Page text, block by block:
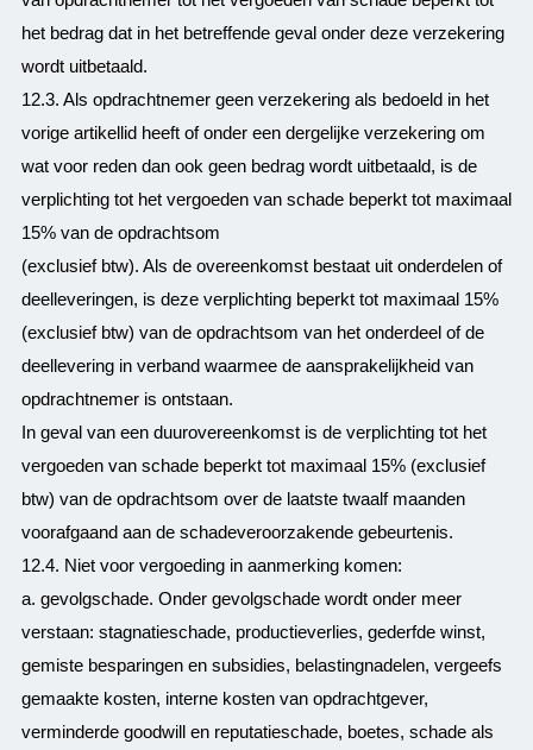
het bedrag dat in het betreffende geval onder deze verzekering
wordt uitbetaald.
12.3. Als opdrachtnemer geen verzekering als bedoeld in het
vorige artikellid heeft of onder een dergelijke verzekering om
wat voor reden dan ook geen bedrag wordt uitbetaald, is de
verplichting tot het vergoeden van schade beperkt tot maximaal
15% van de opdrachtsom
(exclusief btw). Als de overeenkomst bestaat uit onderdelen of
deelleveringen, is deze verplichting beperkt tot maximaal 15%
(exclusief btw) van de opdrachtsom van het onderdeel of de
deellevering in verband waarmee de aansprakelijkheid van
opdrachtnemer is ontstaan.
In geval van een duurovereenkomst is de verplichting tot het
vergoeden van schade beperkt tot maximaal 15% (exclusief
btw) van de opdrachtsom over de laatste twaalf maanden
voorafgaand aan de schadeveroorzakende gebeurtenis.
12.4. Niet voor vergoeding in aanmerking komen:
a. gevolgschade. Onder gevolgschade wordt onder meer
verstaan: stagnatieschade, productieverlies, gederfde winst,
gemiste besparingen en subsidies, belastingnadelen, vergeefs
gemaakte kosten, interne kosten van opdrachtgever,
verminderde goodwill en reputatieschade, boetes, schade als